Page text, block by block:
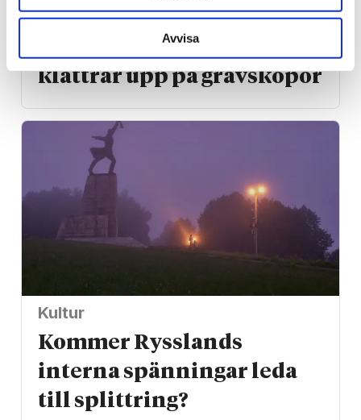
Avvisa
Klimat­aktivister
saboterar torv­brytning –
klättrar upp på gräv­skopor
Kultur
Kommer Rysslands
interna spänningar leda
till splittring?